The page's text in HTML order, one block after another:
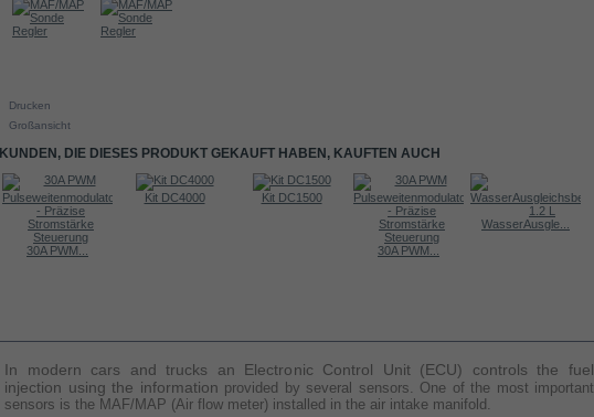
Drucken
Großansicht
KUNDEN, DIE DIESES PRODUKT GEKAUFT HABEN, KAUFTEN AUCH
30A PWM...
Kit DC4000 Kit DC1500
30A PWM...
WasserAusgle...
In modern cars and trucks an Electronic Control Unit (ECU) controls the fuel
injection using the information provided by several sensors. One of the most important
sensors is the MAF/MAP (Air flow meter) installed in the air intake manifold.